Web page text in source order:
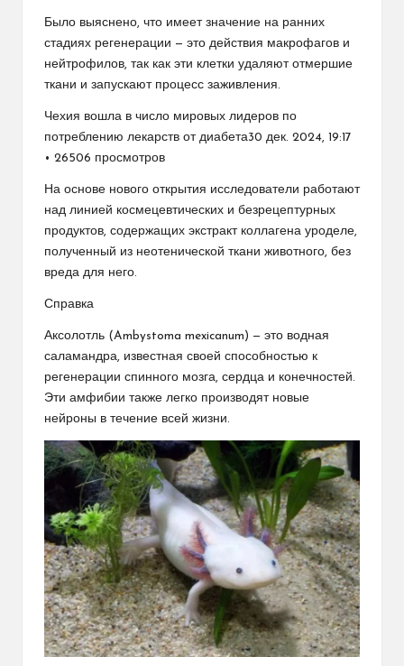
Было выяснено, что имеет значение на ранних
стадиях регенерации — это действия макрофагов и
нейтрофилов, так как эти клетки удаляют отмершие
ткани и запускают процесс заживления.
Чехия вошла в число мировых лидеров по
потреблению лекарств от диабета30 дек. 2024, 19:17
• 26506 просмотров
На основе нового открытия исследователи работают
над линией космецевтических и безрецептурных
продуктов, содержащих экстракт коллагена уроделе,
полученный из неотенической ткани животного, без
вреда для него.
Справка
Аксолотль (Ambystoma mexicanum) — это водная
саламандра, известная своей способностью к
регенерации спинного мозга, сердца и конечностей.
Эти амфибии также легко производят новые
нейроны в течение всей жизни.